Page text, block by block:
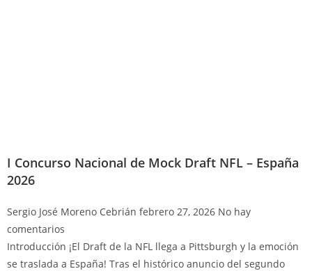
I Concurso Nacional de Mock Draft NFL – España
2026
Sergio José Moreno Cebrián febrero 27, 2026 No hay
comentarios
Introducción ¡El Draft de la NFL llega a Pittsburgh y la emoción
se traslada a España! Tras el histórico anuncio del segundo